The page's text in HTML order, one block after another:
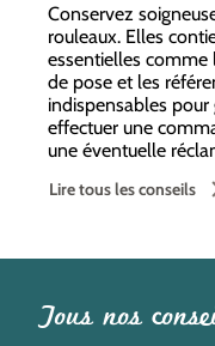
Conservez
rouleaux. Elles
essentielles comme
de pose et les
indispensables pour
effectuer une
une éventuelle
Lire tous les conseils
Tous nos